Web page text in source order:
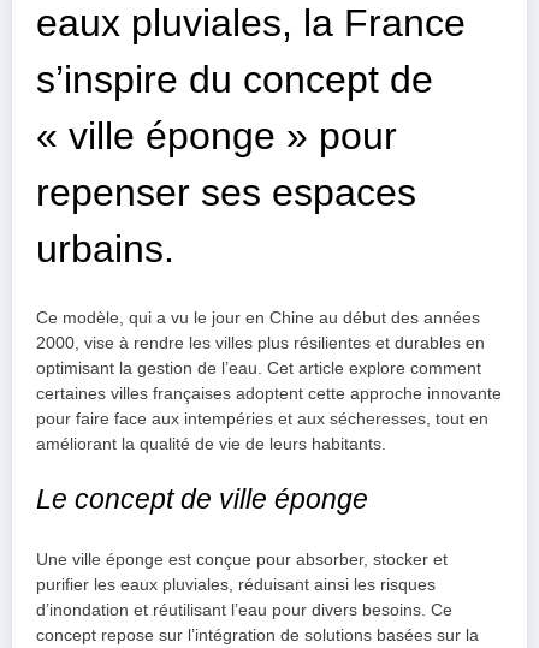
eaux pluviales, la France
s’inspire du concept de
« ville éponge » pour
repenser ses espaces
urbains.
Ce modèle, qui a vu le jour en Chine au début des années
2000, vise à rendre les villes plus résilientes et durables en
optimisant la gestion de l’eau. Cet article explore comment
certaines villes françaises adoptent cette approche innovante
pour faire face aux intempéries et aux sécheresses, tout en
améliorant la qualité de vie de leurs habitants.
Le concept de ville éponge
Une ville éponge est conçue pour absorber, stocker et
purifier les eaux pluviales, réduisant ainsi les risques
d’inondation et réutilisant l’eau pour divers besoins. Ce
concept repose sur l’intégration de solutions basées sur la